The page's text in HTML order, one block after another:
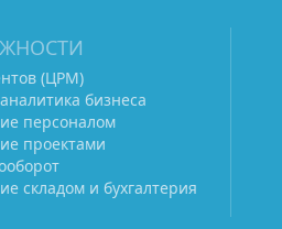
(ЦРМ)
бизнеса
персоналом
проектами
складом и бухгалтерия